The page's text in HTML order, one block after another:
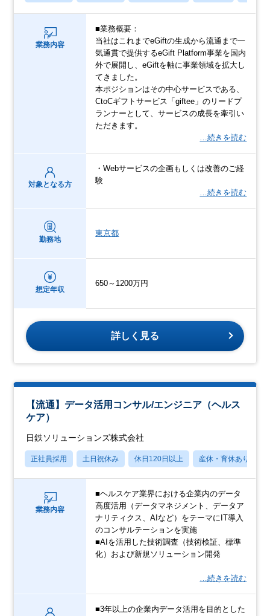
業務内容
■業務概要：
当社はこれまでeGiftの生成から流通まで一
気通貫で提供するeGift Platform事業を国内
外で展開し、eGiftを軸に事業領域を拡大し
てきました。
本ポジションはその中心サービスである、
CtoCギフトサービス「giftee」のリードプ
ランナーとして、サービスの成長を牽引い
ただきます。
…続きを読む
対象となる方
・Webサービスの企画もしくは改善のご経
験
…続きを読む
勤務地
東京都
想定年収
650～1200万円
詳しく見る
【流通】データ活用コンサル/エンジニア（ヘルス
ケア）
日鉄ソリューションズ株式会社
正社員採用 土日祝休み 休日120日以上 産休・育休あり
業務内容
■ヘルスケア業界における企業内のデータ
高度活用（データマネジメント、データア
ナリティクス、AIなど）をテーマにIT導入
のコンサルテーションを実施
■AIを活用した技術調査（技術検証、標準
化）および新規ソリューション開発
…続きを読む
■3年以上の企業内データ活用を目的とした